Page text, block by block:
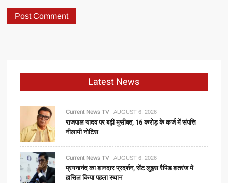
Latest News
Current News TV AUGUST 6, 2026
राजपाल यादव पर बढ़ी मुसीबत, 16 करोड़ के कर्ज में संपत्ति
नीलामी नोटिस
Current News TV AUGUST 6, 2026
प्रगनानंद का शानदार प्रदर्शन, सेंट लुइस रैपिड शतरंज में
हासिल किया पहला स्थान